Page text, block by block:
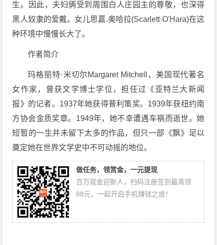
生。因此，夫妇俩受到周围白人庄园主的尊敬，也深得
黑人奴隶的爱戴。女儿思嘉.奥哈拉(Scarlett·O'Hara)在这
种环境中慢慢长大了。
作者简介
玛格丽特·米切尔Margaret Mitchell，美国现代著名
女作家，曾获文学博士学位，担任过《亚特兰大新闻
报》的记者。1937年她获得普利策奖。1939年获纽约南
方协会金质奖章。1949年，她不幸遭遇车祸而逝世。她
短暂的一生并未留下太多的作品，但只一部《飘》足以
奠定她在世界文学史中不可动摇的地位。
做任务，领赏金，一元提现
百万现金迎新人，扫码注册签到最高领
88元，一起开启手机赚钱之旅！